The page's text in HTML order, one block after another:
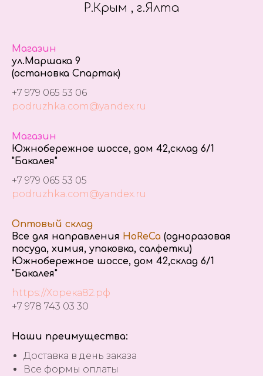
Р.Крым , г.Ялта
Магазин
ул.Маршака 9
(остановка Спартак)
+7 979 065 53 06
podruzhka.com@yandex.ru
Магазин
Южнобережное шоссе, дом 42,склад 6/1
"Бакалея"
+7 979 065 53 05
podruzhka.com@yandex.ru
Оптовый склад
Все для направления HoReCa (одноразовая
посуда, химия, упаковка, салфетки)
Южнобережное шоссе, дом 42,склад 6/1
"Бакалея"
https://Хорека82.рф
+7 978 743 03 30
Наши преимущества:
Доставка в день заказа
Все формы оплаты